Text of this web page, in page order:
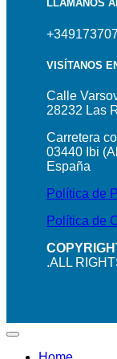
LLÁMANOS
VISÍTANOS
Calle
28232 Las
Carretera
03440 Ibi
España
Política de
Política de
.ALL